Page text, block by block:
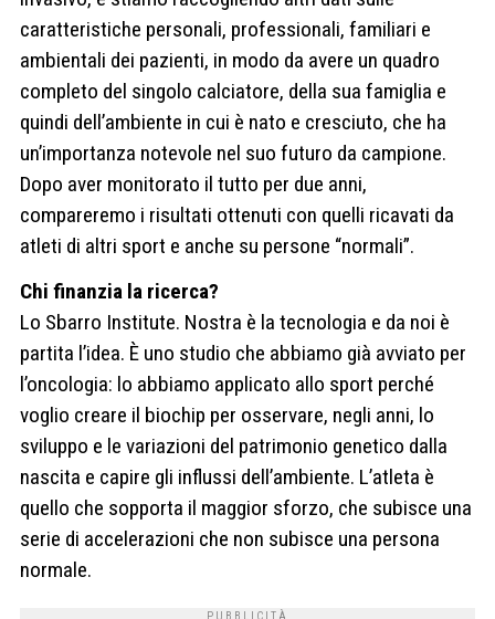
caratteristiche personali, professionali, familiari e
ambientali dei pazienti, in modo da avere un quadro
completo del singolo calciatore, della sua famiglia e
quindi dell’ambiente in cui è nato e cresciuto, che ha
un’importanza notevole nel suo futuro da campione.
Dopo aver monitorato il tutto per due anni,
compareremo i risultati ottenuti con quelli ricavati da
atleti di altri sport e anche su persone “normali”.
Chi finanzia la ricerca?
Lo Sbarro Institute. Nostra è la tecnologia e da noi è
partita l’idea. È uno studio che abbiamo già avviato per
l’oncologia: lo abbiamo applicato allo sport perché
voglio creare il biochip per osservare, negli anni, lo
sviluppo e le variazioni del patrimonio genetico dalla
nascita e capire gli influssi dell’ambiente. L’atleta è
quello che sopporta il maggior sforzo, che subisce una
serie di accelerazioni che non subisce una persona
normale.